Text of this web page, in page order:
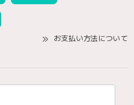
お支払い方法について